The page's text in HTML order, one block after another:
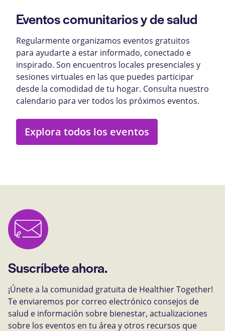
Eventos comunitarios y de salud
Regularmente organizamos eventos gratuitos
para ayudarte a estar informado, conectado e
inspirado. Son encuentros locales presenciales y
sesiones virtuales en las que puedes participar
desde la comodidad de tu hogar. Consulta nuestro
calendario para ver todos los próximos eventos.
Explora todos los eventos
Suscríbete ahora.
¡Únete a la comunidad gratuita de Healthier Together!
Te enviaremos por correo electrónico consejos de
salud e información sobre bienestar, actualizaciones
sobre los eventos en tu área y otros recursos que